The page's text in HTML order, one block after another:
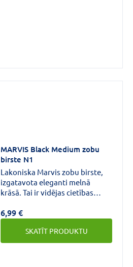
MARVIS Black Medium zobu
birste N1
Lakoniska Marvis zobu birste,
izgatavota eleganti melnā
krāsā. Tai ir vidējas cietības
visrūpīgāko, bet tajā pašā laikā
maigu zobu tīrīšanu. Zobu
birstei ir aizsargfutlāris, kas
pasargā sarus no baktērijām un
6,99 €
SKATĪT PRODUKTU